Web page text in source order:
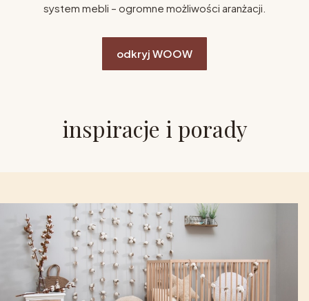
system mebli – ogromne możliwości aranżacji.
odkryj WOOW
inspiracje i porady